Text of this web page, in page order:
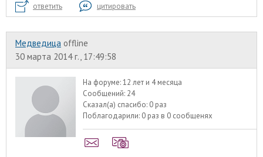
ответить цитировать
Медведица offline
30 марта 2014 г., 17:49:58
На форуме:12 лет и 4 месяца
Сообщений: 24
Сказал(а) спасибо: 0 раз
Поблагодарили: 0 раз в 0 сообщенях